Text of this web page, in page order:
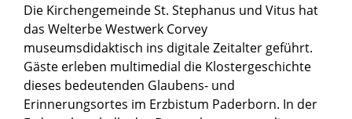
Die Kirchengemeinde St. Stephanus und Vitus hat
das Welterbe Westwerk Corvey
museumsdidaktisch ins digitale Zeitalter geführt.
Gäste erleben multimedial die Klostergeschichte
dieses bedeutenden Glaubens- und
Erinnerungsortes im Erzbistum Paderborn. In der